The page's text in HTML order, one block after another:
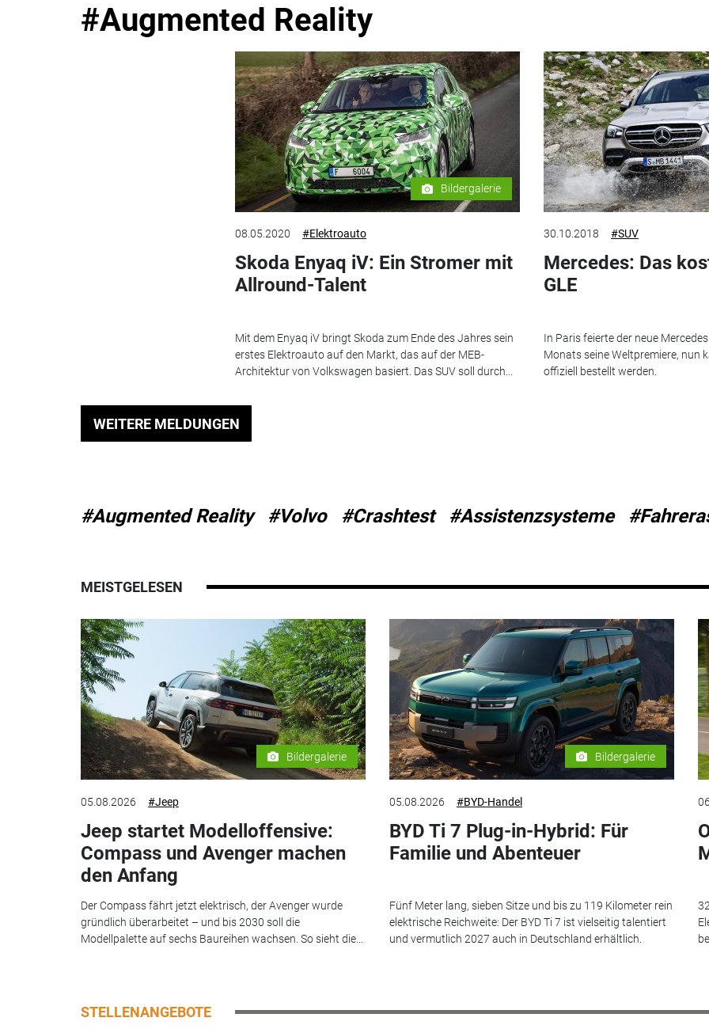
#Augmented Reality
Bildergalerie
08.05.2020 #Elektroauto
Skoda Enyaq iV: Ein Stromer mit
Allround-Talent
Mit dem Enyaq iV bringt Skoda zum Ende des Jahres sein
erstes Elektroauto auf den Markt, das auf der MEB-
Architektur von Volkswagen basiert. Das SUV soll durch...
30.10.2018 #SUV
Mercedes: Das
GLE
In Paris feierte der neue
Monats seine Weltpremiere, nun
offiziell bestellt werden.
WEITERE MELDUNGEN
#Augmented Reality #Volvo #Crashtest #Assistenzsysteme
MEISTGELESEN
Bildergalerie
05.08.2026 #Jeep
Jeep startet Modelloffensive:
Compass und Avenger machen
den Anfang
Der Compass fährt jetzt elektrisch, der Avenger wurde
gründlich überarbeitet – und bis 2030 soll die
Modellpalette auf sechs Baureihen wachsen. So sieht die...
Bildergalerie
05.08.2026 #BYD-Handel
BYD Ti 7 Plug-in-Hybrid: Für
Familie und Abenteuer
Fünf Meter lang, sieben Sitze und bis zu 119 Kilometer rein
elektrische Reichweite: Der BYD Ti 7 ist vielseitig talentiert
und vermutlich 2027 auch in Deutschland erhältlich.
STELLENANGEBOTE